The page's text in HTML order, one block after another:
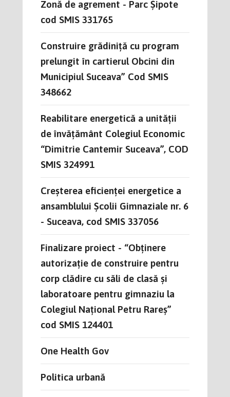
Zonă de agrement - Parc Șipote
cod SMIS 331765
Construire grădiniță cu program
prelungit în cartierul Obcini din
Municipiul Suceava” Cod SMIS
348662
Reabilitare energetică a unității
de învățământ Colegiul Economic
“Dimitrie Cantemir Suceava”, COD
SMIS 324991
Creșterea eficienței energetice a
ansamblului Școlii Gimnaziale nr. 6
- Suceava, cod SMIS 337056
Finalizare proiect - “Obținere
autorizație de construire pentru
corp clădire cu săli de clasă și
laboratoare pentru gimnaziu la
Colegiul Național Petru Rareș”
cod SMIS 124401
One Health Gov
Politica urbană